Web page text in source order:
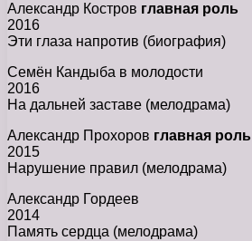
Александр Костров главная роль
2016
Эти глаза напротив (биография)
Семён Кандыба в молодости
2016
На дальней заставе (мелодрама)
Александр Прохоров главная роль
2015
Нарушение правил (мелодрама)
Александр Гордеев
2014
Память сердца (мелодрама)